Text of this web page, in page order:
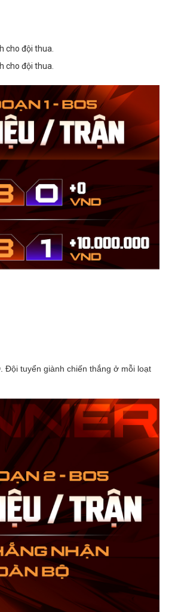
cho đội thua.
cho đội thua.
Đội tuyển giành chiến thắng ở mỗi loạt